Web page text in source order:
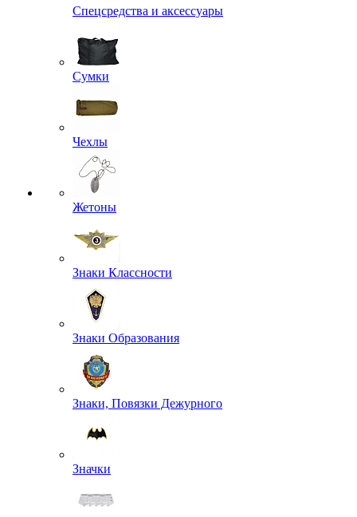
Спецсредства и аксессуары
Сумки
Чехлы
Жетоны
Знаки Классности
Знаки Образования
Знаки, Повязки Дежурного
Значки